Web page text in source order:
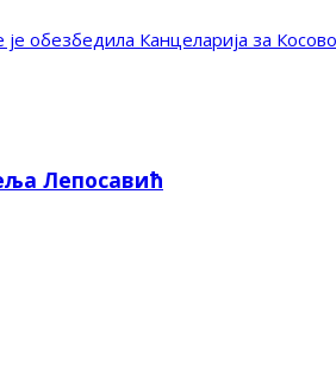
обезбедила Канцеларија за
Лепосавић